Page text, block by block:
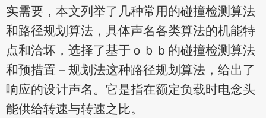
实需要，本文列举了几种常用的碰撞检测算法
和路径规划算法，具体声名各类算法的机能特
点和洽坏， 选择了基于ｏｂｂ的碰撞检测算法
和预措置－规划法这种路径规划算法，给出了
响应的设计声名。它是指在额定负载时电念头
能供给转速与转速之比。